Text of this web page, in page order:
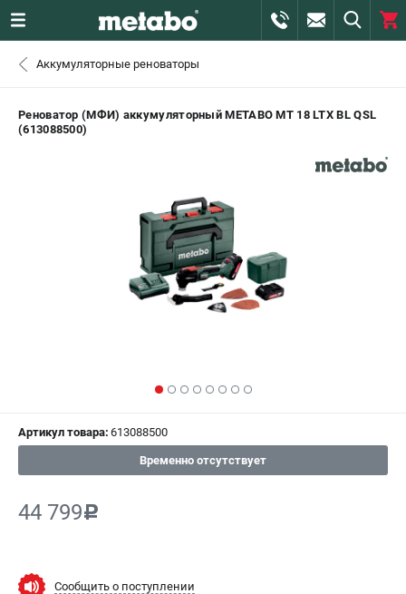
СРАВНЕНИЕ ( 0 )
ВХОД ИЛИ РЕГИСТРАЦИЯ
ЗАКАЗАТЬ ЗАПЧАСТЬ
+7 (911) 360-06-14 | +7 (8112) 59-10-67
- ЗАКАЗ ЗАПЧАСТЕЙ
ПОМОНА
0 ₽
Аккумуляторные реноваторы
Реноватор (МФИ) аккумуляторный METABO MT 18 LTX BL QSL
(613088500)
Артикул товара: 613088500
Временно отсутствует
44 799c
Сообщить о поступлении